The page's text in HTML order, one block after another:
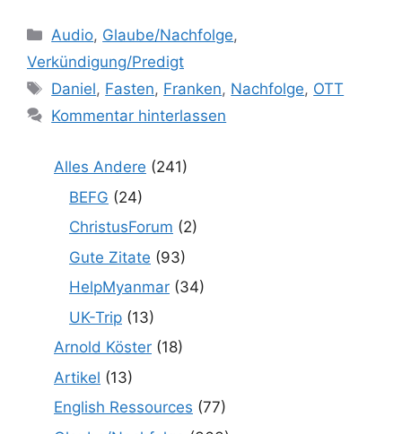
Kategorien
Audio, Glaube/Nachfolge,
Verkündigung/Predigt
Schlagwörter
Daniel, Fasten, Franken, Nachfolge, OTT
Kommentar hinterlassen
Alles Andere (241)
BEFG (24)
ChristusForum (2)
Gute Zitate (93)
HelpMyanmar (34)
UK-Trip (13)
Arnold Köster (18)
Artikel (13)
English Ressources (77)